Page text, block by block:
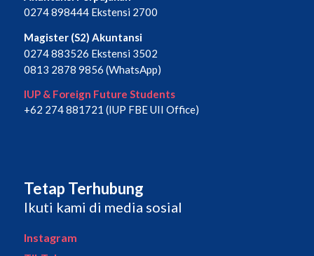
0274 898444 Ekstensi 2700
Magister (S2) Akuntansi
0274 883526 Ekstensi 3502
0813 2878 9856 (WhatsApp)
IUP & Foreign Future Students
+62 274 881721 (IUP FBE UII Office)
Tetap Terhubung
Ikuti kami di media sosial
Instagram